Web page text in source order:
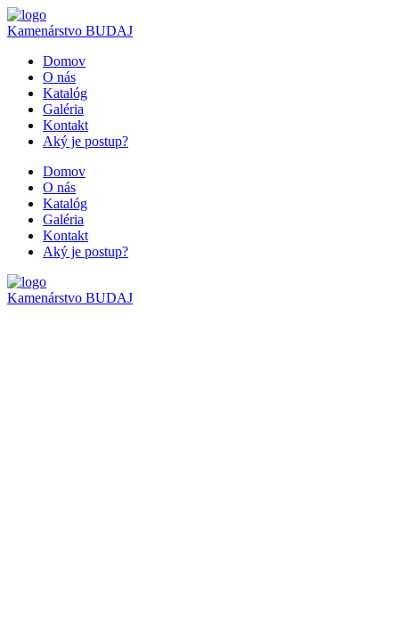
Kamenárstvo BUDAJ
Domov
O nás
Katalóg
Galéria
Kontakt
Aký je postup?
Domov
O nás
Katalóg
Galéria
Kontakt
Aký je postup?
Kamenárstvo BUDAJ